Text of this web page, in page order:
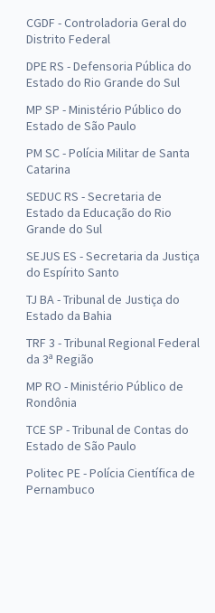
CGDF - Controladoria Geral do
Distrito Federal
DPE RS - Defensoria Pública do
Estado do Rio Grande do Sul
MP SP - Ministério Público do
Estado de São Paulo
PM SC - Polícia Militar de Santa
Catarina
SEDUC RS - Secretaria de
Estado da Educação do Rio
Grande do Sul
SEJUS ES - Secretaria da Justiça
do Espírito Santo
TJ BA - Tribunal de Justiça do
Estado da Bahia
TRF 3 - Tribunal Regional Federal
da 3ª Região
MP RO - Ministério Público de
Rondônia
TCE SP - Tribunal de Contas do
Estado de São Paulo
Politec PE - Polícia Científica de
Pernambuco